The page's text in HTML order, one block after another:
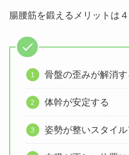
腸腰筋を鍛えるメリットは４
骨盤の歪みが解消す
体幹が安定する
姿勢が整いスタイ